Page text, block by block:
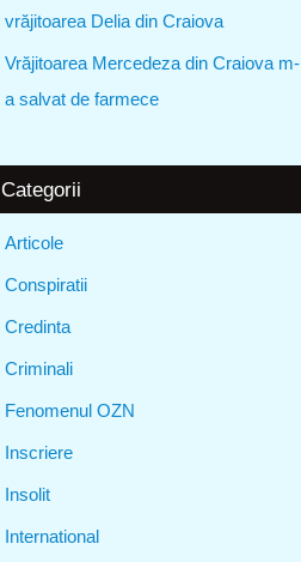
vrăjitoarea Delia din Craiova
Vrăjitoarea Mercedeza din Craiova m-
a salvat de farmece
Categorii
Articole
Conspiratii
Credinta
Criminali
Fenomenul OZN
Inscriere
Insolit
International